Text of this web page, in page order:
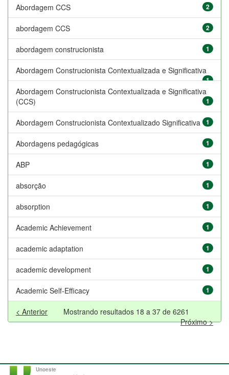
Abordagem CCS 2
abordagem CCS 2
abordagem construcionista 1
Abordagem Construcionista Contextualizada e Significativa
1
Abordagem Construcionista Contextualizada e Significativa
(CCS)
1
Abordagem Construcionista Contextualizado Significativa 1
Abordagens pedagógicas 1
ABP 1
absorção 1
absorption 1
Academic Achievement 1
academic adaptation 1
academic development 1
Academic Self-Efficacy 1
Mostrando resultados 18 a 37 de 6261
< Anterior
Próximo >
Unoeste